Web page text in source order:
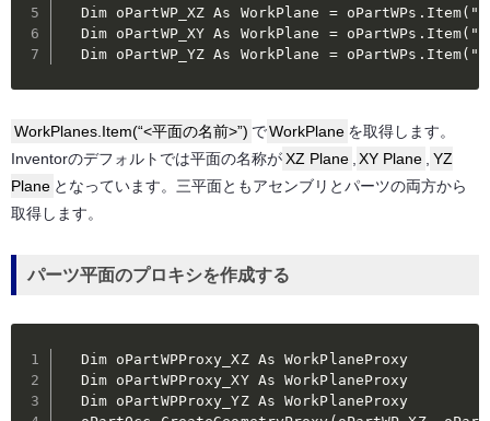
Dim oPartWP_XZ As WorkPlane =
Dim oPartWP_XY As WorkPlane =
Dim oPartWP_YZ As WorkPlane =
WorkPlanes.Item(“<平面の名前>”) でWorkPlane を取得します。
Inventorのデフォルトでは平面の名称がXZ Plane XY Plane
YZ
Plane となっています。三平面ともアセンブリとパーツの両方から
取得します。
パーツ平面のプロキシを作成する
  Dim oPartWPProxy_XZ As WorkPlaneProxy
  Dim oPartWPProxy_XY As WorkPlaneProxy
  Dim oPartWPProxy_YZ As WorkPlaneProxy